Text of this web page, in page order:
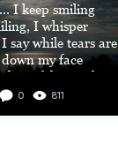
I keep smiling
I whisper
say while tears are
my face
keep faking, I keep
faking
0 811